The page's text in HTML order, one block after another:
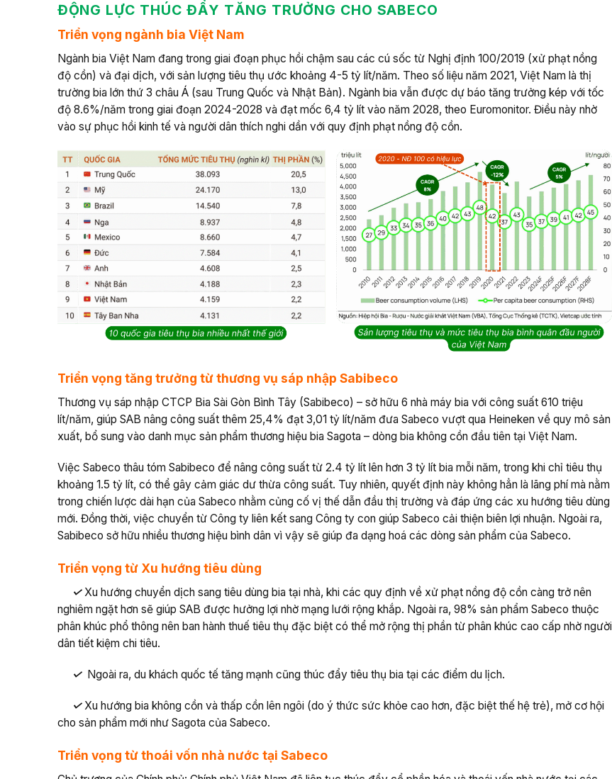
ĐỘNG LỰC THÚC ĐẨY TĂNG TRƯỞNG CHO SABECO
Triển vọng ngành bia Việt Nam
Ngành bia Việt Nam đang trong giai đoạn phục hồi chậm sau các cú sốc từ Nghị định 100/2019 (xử phạt nồng
độ cồn) và đại dịch, với sản lượng tiêu thụ ước khoảng 4-5 tỷ lít/năm. Theo số liệu năm 2021, Việt Nam là thị
trường bia lớn thứ 3 châu Á (sau Trung Quốc và Nhật Bản). Ngành bia vẫn được dự báo tăng trưởng kép với tốc
độ 8.6%/năm trong giai đoạn 2024-2028 và đạt mốc 6,4 tỷ lít vào năm 2028, theo Euromonitor. Điều này nhờ
vào sự phục hồi kinh tế và người dân thích nghi dần với quy định phạt nồng độ cồn.
Triển vọng tăng trưởng từ thương vụ sáp nhập Sabibeco
Thương vụ sáp nhập CTCP Bia Sài Gòn Bình Tây (Sabibeco) – sở hữu 6 nhà máy bia với công suất 610 triệu
lít/năm, giúp SAB nâng công suất thêm 25,4% đạt 3,01 tỷ lít/năm đưa Sabeco vượt qua Heineken về quy mô sản
xuất, bổ sung vào danh mục sản phẩm thương hiệu bia Sagota – dòng bia không cồn đầu tiên tại Việt Nam.
Việc Sabeco thâu tóm Sabibeco để nâng công suất từ 2.4 tỷ lít lên hơn 3 tỷ lít bia mỗi năm, trong khi chỉ tiêu thụ
khoảng 1.5 tỷ lít, có thể gây cảm giác dư thừa công suất. Tuy nhiên, quyết định này không hẳn là lãng phí mà nằm
trong chiến lược dài hạn của Sabeco nhằm củng cố vị thế dẫn đầu thị trường và đáp ứng các xu hướng tiêu dùng
mới. Đồng thời, việc chuyển từ Công ty liên kết sang Công ty con giúp Sabeco cải thiện biên lợi nhuận. Ngoài ra,
Sabibeco sở hữu nhiều thương hiệu bình dân vì vậy sẽ giúp đa dạng hoá các dòng sản phẩm của Sabeco.
Triển vọng từ Xu hướng tiêu dùng
✓ Xu hướng chuyển dịch sang tiêu dùng bia tại nhà, khi các quy định về xử phạt nồng độ cồn càng trở nên
nghiêm ngặt hơn sẽ giúp SAB được hưởng lợi nhờ mạng lưới rộng khắp. Ngoài ra, 98% sản phẩm Sabeco thuộc
phân khúc phổ thông nên ban hành thuế tiêu thụ đặc biệt có thể mở rộng thị phần từ phân khúc cao cấp nhờ người
dân tiết kiệm chi tiêu.
✓ Ngoài ra, du khách quốc tế tăng mạnh cũng thúc đẩy tiêu thụ bia tại các điểm du lịch.
✓Xu hướng bia không cồn và thấp cồn lên ngôi (do ý thức sức khỏe cao hơn, đặc biệt thế hệ trẻ), mở cơ hội
cho sản phẩm mới như Sagota của Sabeco.
Triển vọng từ thoái vốn nhà nước tại Sabeco